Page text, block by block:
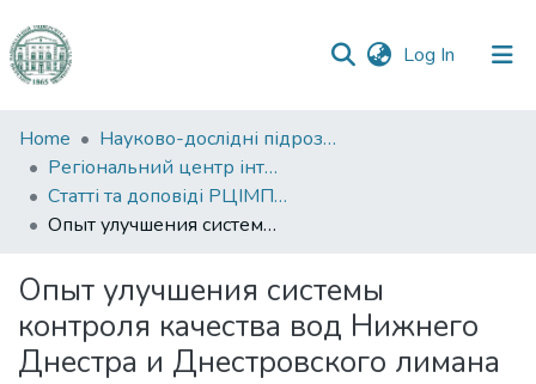
Log In (current)
Communities
&
Collections
All of DSpace
Statistics
Home
Науково-дослідні підрозділи
Регіональний центр інтегрованого моніторингу природного середовища та екологічних досліджень
Статті та доповіді РЦІМПСЕД
Опыт улучшения системы контроля качества вод Нижнего Днестра и Днестровского лимана
Опыт улучшения системы
контроля качества вод Нижнего
Днестра и Днестровского лимана